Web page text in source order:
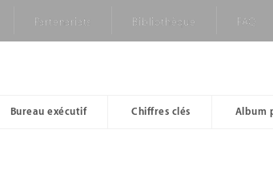
Partenariats Bibliothèque FAQ
Bureau exécutif Chiffres clés Album